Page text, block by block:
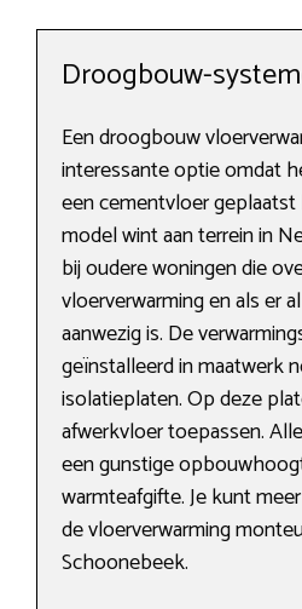
Droogbouw-
Een droogbouw
interessante optie omdat
een cementvloer
model wint aan terrein in
bij oudere woningen die
vloerverwarming en als er
aanwezig is. De
geïnstalleerd in maatwerk
isolatieplaten. Op deze
afwerkvloer toepassen.
een gunstige
warmteafgifte. Je kunt
de vloerverwarming
Schoonebeek.